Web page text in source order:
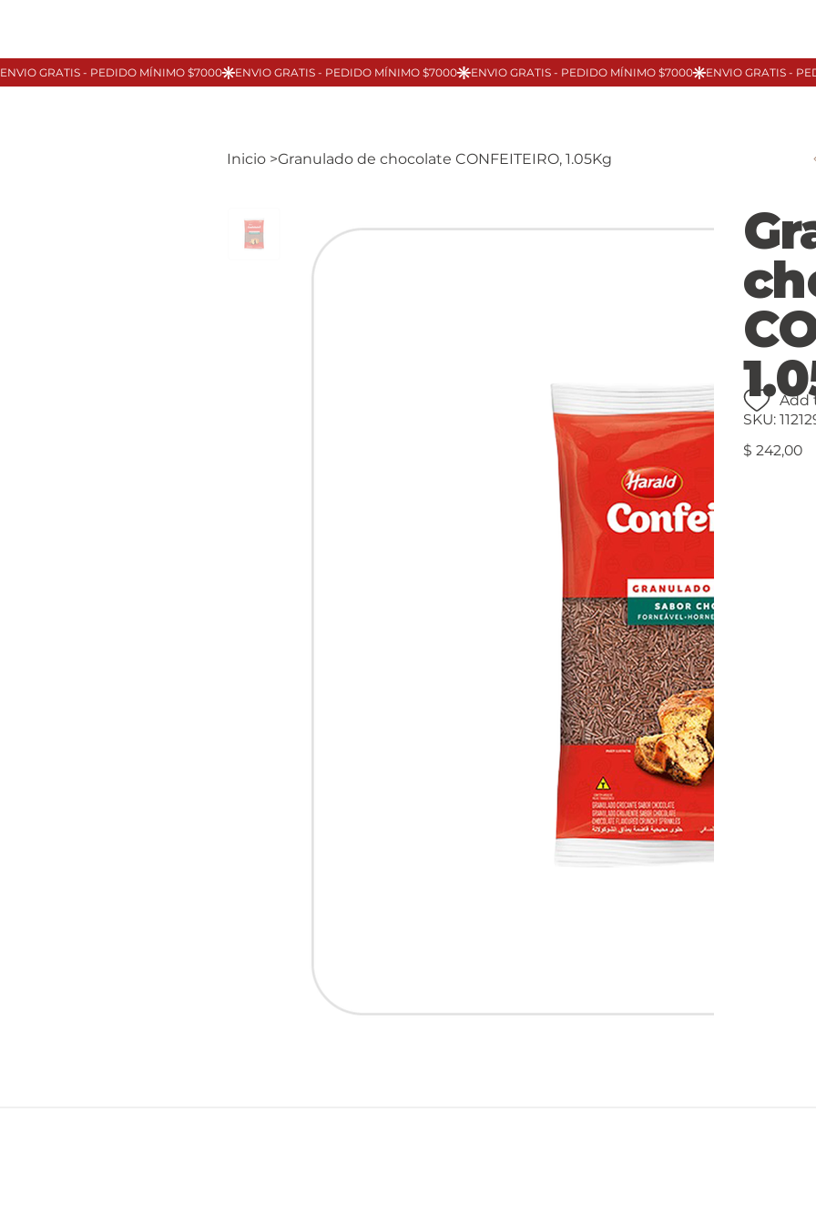
Inicio >Granulado de chocolate CONFEITEIRO, 1.05Kg
SKU: SKU
112129
Precio
$ 242,00
Add